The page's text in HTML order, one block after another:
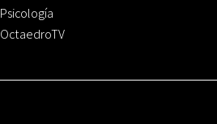
Psicología
OctaedroTV